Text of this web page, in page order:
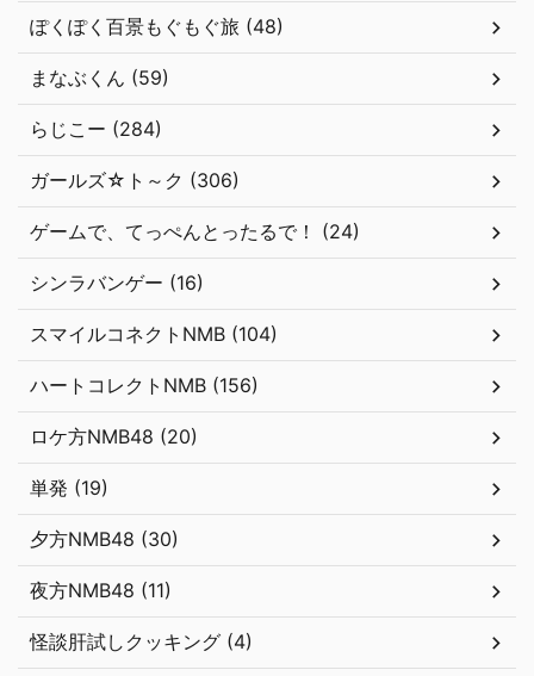
ぽくぽく百景もぐもぐ旅 (48)
まなぶくん (59)
らじこー (284)
ガールズ☆ト～ク (306)
ゲームで、てっぺんとったるで！ (24)
シンラバンゲー (16)
スマイルコネクトNMB (104)
ハートコレクトNMB (156)
ロケ方NMB48 (20)
単発 (19)
夕方NMB48 (30)
夜方NMB48 (11)
怪談肝試しクッキング (4)